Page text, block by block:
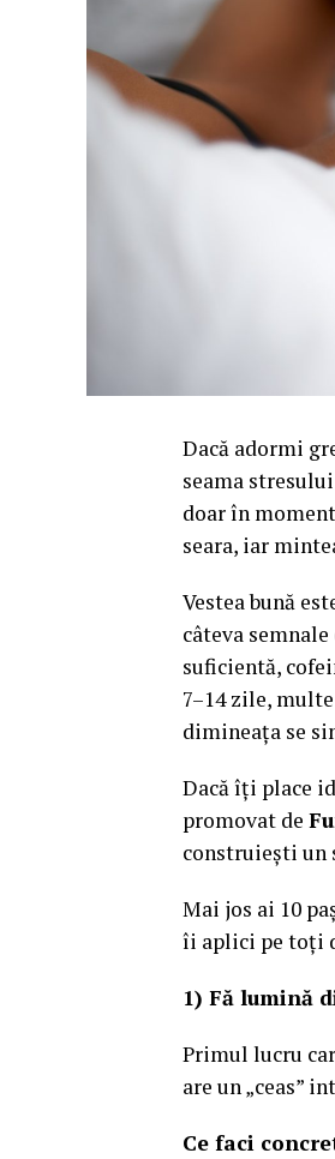
Dacă adormi
seama
doar în
seara, iar
Vestea bună
câteva
suficientă,
7–14 zile,
dimineața se
Dacă îți place
promovat de
construiești un
Mai jos ai 10
îi aplici pe toți
1) Fă lumină
Primul lucru
are un „ceas”
Ce faci